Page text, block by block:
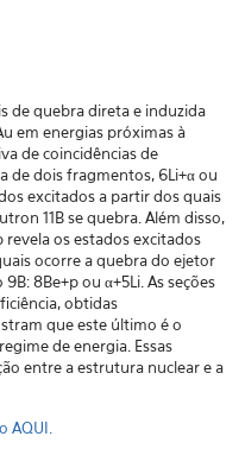
de quebra direta e induzida
em energias próximas à
de coincidências de
de dois fragmentos, 6Li+α ou
excitados a partir dos quais
11B se quebra. Além disso,
revela os estados excitados
ocorre a quebra do ejetor
8Be+p ou α+5Li. As seções
obtidas
que este último é o
de energia. Essas
entre a estrutura nuclear e a
AQUI.